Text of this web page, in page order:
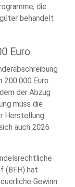
die
behandelt
Euro
200.000 Euro.
der Abzug
muss die
Herstellung
auch 2026
(BFH) hat
Gewinn